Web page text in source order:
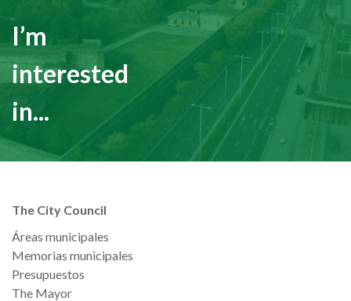
I’m
interested
in...
The City Council
Áreas municipales
Memorias municipales
Presupuestos
The Mayor